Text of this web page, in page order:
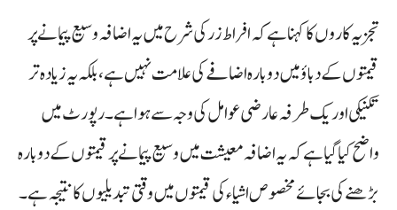
تجزیہ کاروں کا کہنا ہے کہ افراط زر کی شرح میں یہ اضافہ وسیع پیمانے پر
قیمتوں کے دباؤ میں دوبارہ اضافے کی علامت نہیں ہے، بلکہ یہ زیادہ تر
تکنیکی اور یک طرفہ عارضی عوامل کی وجہ سے ہوا ہے۔ رپورٹ میں
واضح کیا گیا ہے کہ یہ اضافہ معیشت میں وسیع پیمانے پر قیمتوں کے دوبارہ
بڑھنے کی بجائے مخصوص اشیاء کی قیمتوں میں وقتی تبدیلیوں کا نتیجہ ہے۔